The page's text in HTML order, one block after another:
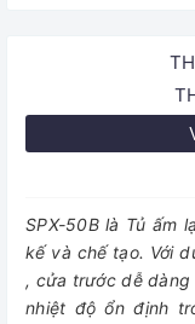
SPX-50B là Tủ ấm
kế và chế tạo. Với
, cửa trước dễ dàng
nhiệt độ ổn định